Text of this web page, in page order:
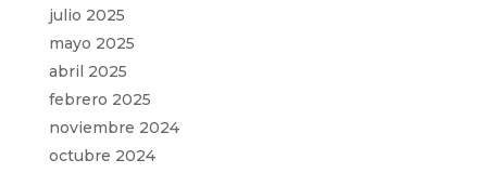
julio 2025
mayo 2025
abril 2025
febrero 2025
noviembre 2024
octubre 2024